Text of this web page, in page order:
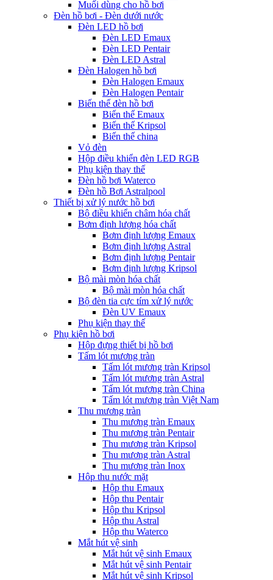
Muối dùng cho hồ bơi
Đèn hồ bơi - Đèn dưới nước
Đèn LED hồ bơi
Đèn LED Emaux
Đèn LED Pentair
Đèn LED Astral
Đèn Halogen hồ bơi
Đèn Halogen Emaux
Đèn Halogen Pentair
Biến thế đèn hồ bơi
Biến thế Emaux
Biến thế Kripsol
Biến thế china
Vỏ đèn
Hộp điều khiển đèn LED RGB
Phụ kiện thay thế
Đèn hồ bơi Waterco
Đèn hồ Bơi Astralpool
Thiết bị xử lý nước hồ bơi
Bộ điều khiển châm hóa chất
Bơm định lượng hóa chất
Bơm định lượng Emaux
Bơm định lượng Astral
Bơm định lượng Pentair
Bơm định lượng Kripsol
Bộ mài mòn hóa chất
Bộ mài mòn hóa chất
Bộ đèn tia cực tím xử lý nước
Đèn UV Emaux
Phụ kiện thay thế
Phụ kiện hồ bơi
Hộp đựng thiết bị hồ bơi
Tấm lót mương tràn
Tấm lót mương tràn Kripsol
Tấm lót mương tràn Astral
Tấm lót mương tràn China
Tấm lót mương tràn Việt Nam
Thu mương tràn
Thu mương tràn Emaux
Thu mương tràn Pentair
Thu mương tràn Kripsol
Thu mương tràn Astral
Thu mương tràn Inox
Hôp thu nước mặt
Hộp thu Emaux
Hộp thu Pentair
Hộp thu Kripsol
Hộp thu Astral
Hộp thu Waterco
Mắt hút vệ sinh
Mắt hút vệ sinh Emaux
Mắt hút vệ sinh Pentair
Mắt hút vệ sinh Kripsol